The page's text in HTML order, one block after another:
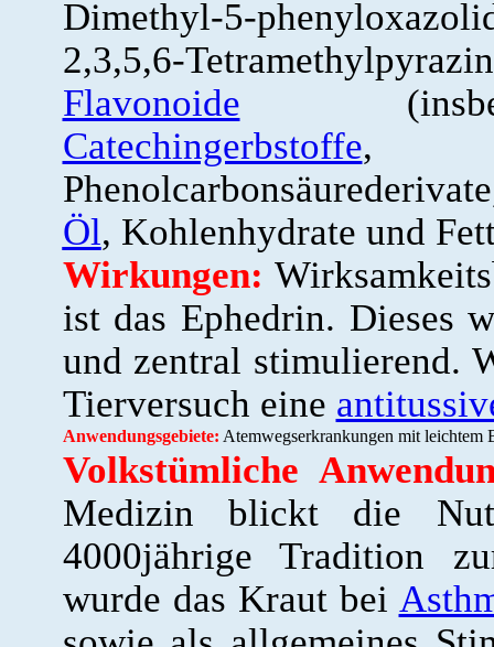
Dimethyl-5-
2,3,5,6-
Flavonoide
Catechingerbstoffe
Öl, Kohlenhydrate und
Wirkungen:
ist das Ephedrin. Dieses
und zentral stimulierend.
Tierversuch eine
Anwendungsgebiete: Atemwegserkrankungen mit leichtem
Volkstümliche
Medizin blickt die
4000jährige Tradition
wurde das Kraut bei